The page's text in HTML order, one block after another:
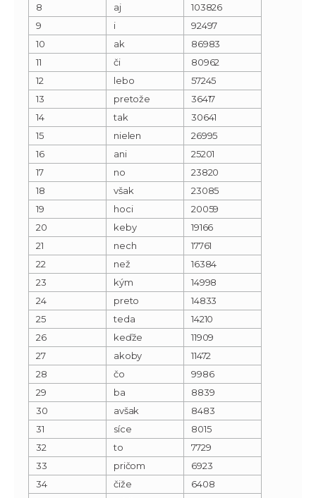
8
aj
103826
9
i
92497
10
ak
86983
11
či
80962
12
lebo
57245
13
pretože
36417
14
tak
30641
15
nielen
26995
16
ani
25201
17
no
23820
18
však
23085
19
hoci
20059
20
keby
19166
21
nech
17761
22
než
16384
23
kým
14998
24
preto
14833
25
teda
14210
26
keďže
11909
27
akoby
11472
28
čo
9986
29
ba
8839
30
avšak
8483
31
síce
8015
32
to
7729
33
pričom
6923
34
čiže
6408